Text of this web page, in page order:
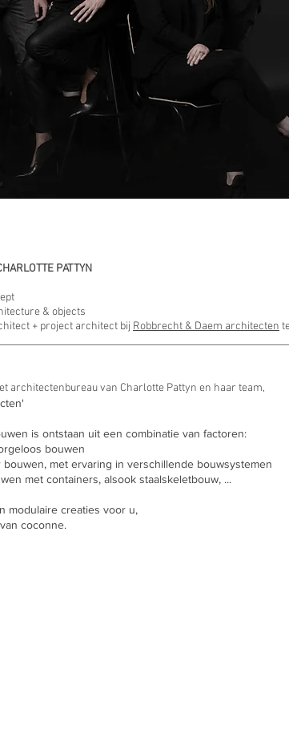
PATTYN
& objects
+ project architect bij Robbrecht & Daem architecten
architectenbureau van Charlotte Pattyn en haar team,
is ontstaan uit een combinatie van factoren:
bouwen
met ervaring in verschillende bouwsystemen
met containers, alsook staalskeletbouw, ...
modulaire creaties voor u,
coconne.